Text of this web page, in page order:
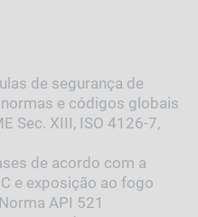
de segurança de
e códigos globais
Sec. XIII, ISO 4126-7,
de acordo com a
e exposição ao fogo
API 521